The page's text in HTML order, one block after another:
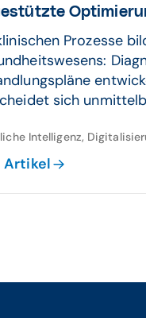
Prozesse
sich
Intelligenz,
Artikel